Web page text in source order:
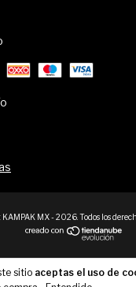
sitio aceptas el uso de
MX - 2026. Todos los